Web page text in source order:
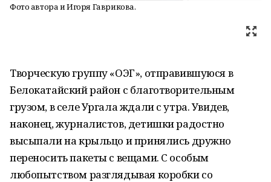
Фото автора и Игоря Гаврикова.
Творческую группу «ОЭГ», отправившуюся в
Белокатайский район с благотворительным
грузом, в селе Ургала ждали с утра. Увидев,
наконец, журналистов, детишки радостно
высыпали на крыльцо и принялись дружно
переносить пакеты с вещами. С особым
любопытством разглядывая коробки со